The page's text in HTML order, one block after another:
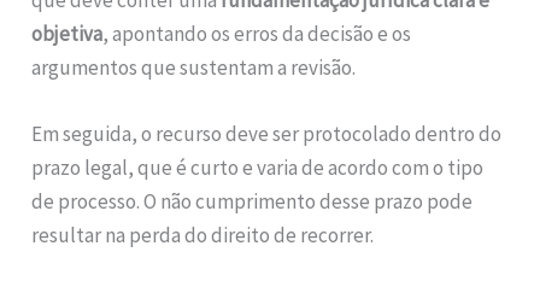
objetiva, apontando os erros da decisão e os
argumentos que sustentam a revisão.
Em seguida, o recurso deve ser protocolado dentro do
prazo legal, que é curto e varia de acordo com o tipo
de processo. O não cumprimento desse prazo pode
resultar na perda do direito de recorrer.